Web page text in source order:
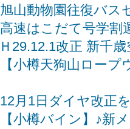
旭山動物園往復バス
高速はこだて号学割
Ｈ29.12.1改正 新千
【小樽天狗山ロー
12月1日ダイヤ改正
【小樽バイン】♪新